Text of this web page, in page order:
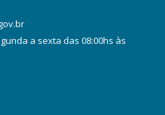
a sexta das 08:00hs às